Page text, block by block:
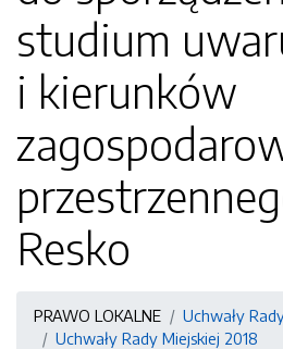
studium
i kierunków
Resko
PRAWO LOKALNE
Uchwały
Uchwały Rady Miejskiej 2018